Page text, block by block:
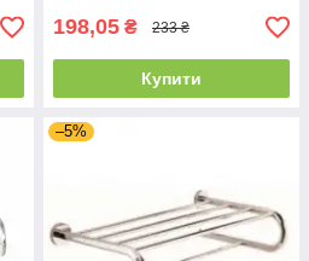
198,05 ₴ 233 ₴
Купити
–5%